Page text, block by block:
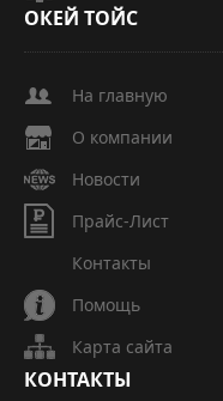
ОКЕЙ ТОЙС
На главную
О компании
Новости
Прайс-Лист
Контакты
Помощь
Карта сайта
КОНТАКТЫ